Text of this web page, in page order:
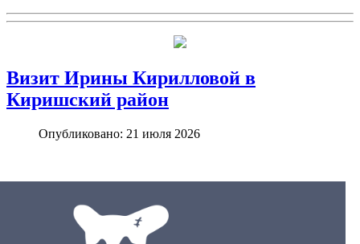
Визит Ирины Кирилловой в
Киришский район
Опубликовано: 21 июля 2026